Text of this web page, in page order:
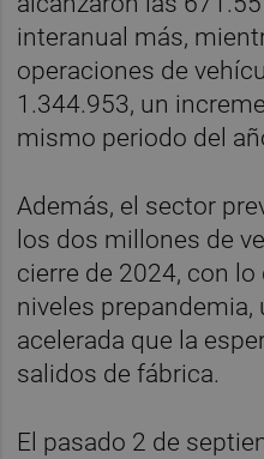
interanual más,
operaciones de
1.344.953, un
mismo periodo del
Además, el sector
los dos millones de
cierre de 2024, con
niveles
acelerada que la
salidos de fábrica.
El pasado 2 de